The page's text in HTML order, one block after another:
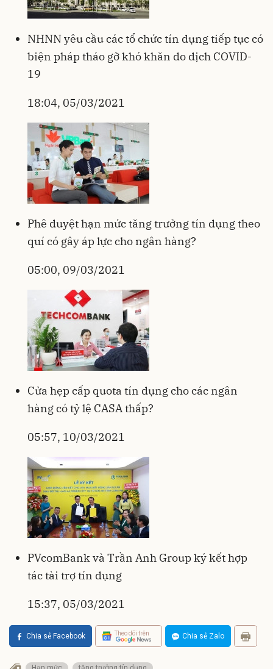
NHNN yêu cầu các tổ chức tín dụng tiếp tục có
biện pháp tháo gỡ khó khăn do dịch COVID-
19
18:04, 05/03/2021
Phê duyệt hạn mức tăng trưởng tín dụng theo
quí có gây áp lực cho ngân hàng?
05:00, 09/03/2021
Cửa hẹp cấp quota tín dụng cho các ngân
hàng có tỷ lệ CASA thấp?
05:57, 10/03/2021
PVcomBank và Trần Anh Group ký kết hợp
tác tài trợ tín dụng
15:37, 05/03/2021
Chia sẻ Facebook Theo dõi trên Chia sẻ Zalo